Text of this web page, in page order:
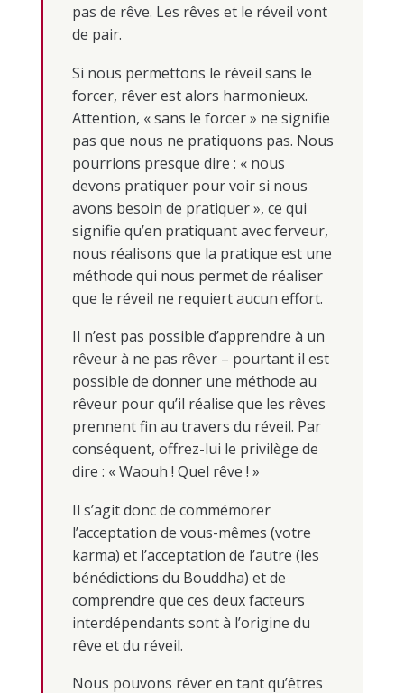
pas de rêve. Les rêves et le réveil vont
de pair.
Si nous permettons le réveil sans le
forcer, rêver est alors harmonieux.
Attention, « sans le forcer » ne signifie
pas que nous ne pratiquons pas. Nous
pourrions presque dire : « nous
devons pratiquer pour voir si nous
avons besoin de pratiquer », ce qui
signifie qu’en pratiquant avec ferveur,
nous réalisons que la pratique est une
méthode qui nous permet de réaliser
que le réveil ne requiert aucun effort.
Il n’est pas possible d’apprendre à un
rêveur à ne pas rêver – pourtant il est
possible de donner une méthode au
rêveur pour qu’il réalise que les rêves
prennent fin au travers du réveil. Par
conséquent, offrez-lui le privilège de
dire : « Waouh ! Quel rêve ! »
Il s’agit donc de commémorer
l’acceptation de vous-mêmes (votre
karma) et l’acceptation de l’autre (les
bénédictions du Bouddha) et de
comprendre que ces deux facteurs
interdépendants sont à l’origine du
rêve et du réveil.
Nous pouvons rêver en tant qu’êtres